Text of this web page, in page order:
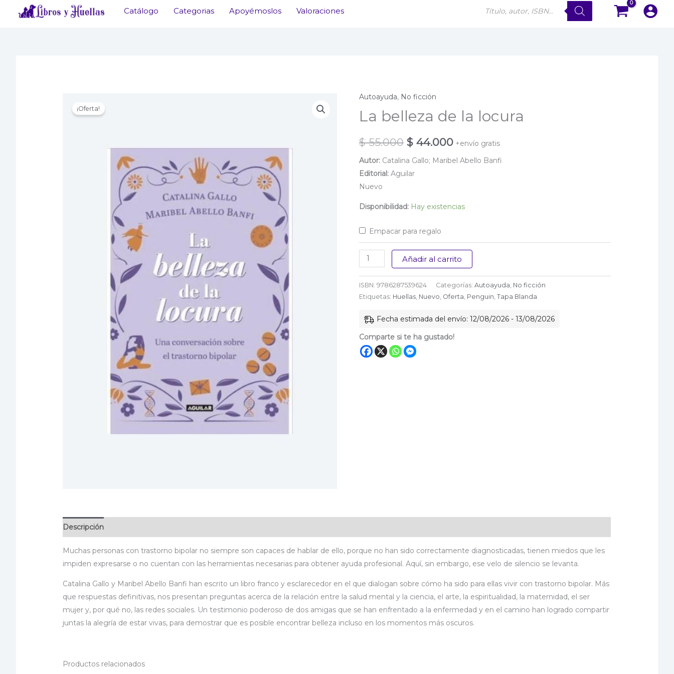
Catálogo Categorias Apoyémoslos Valoraciones
¡Oferta!
Autoayuda, No ficción
La belleza de la locura
$55.000 El
precio
original
$44.000El
precio
+envío gratis
Autor:Catalina Gallo; Maribel Abello Banfi
Editorial:Aguilar
Nuevo
Disponibilidad: Hay existencias
Empacar para regalo
La
belleza
de
la
cantidad
Añadir al carrito
ISBN: 9786287539624 Categorías: Autoayuda, No ficción
Etiquetas: Huellas, Nuevo, Oferta, Penguin, Tapa Blanda
Fecha estimada del envío: 12/08/2026 - 13/08/2026
Comparte si te ha gustado!
Descripción
Muchas personas con trastorno bipolar no siempre son capaces de hablar de ello, porque no han sido correctamente diagnosticadas, tienen miedos que les
impiden expresarse o no cuentan con las herramientas necesarias para obtener ayuda profesional. Aquí, sin embargo, ese velo de silencio se levanta.
Catalina Gallo y Maribel Abello Banfi han escrito un libro franco y esclarecedor en el que dialogan sobre cómo ha sido para ellas vivir con trastorno bipolar. Más
que respuestas definitivas, nos presentan preguntas acerca de la relación entre la salud mental y la ciencia, el arte, la espiritualidad, la maternidad, el ser
mujer y, por qué no, las redes sociales. Un testimonio poderoso de dos amigas que se han enfrentado a la enfermedad y en el camino han logrado compartir
juntas la alegría de estar vivas, para demostrar que es posible encontrar belleza incluso en los momentos más oscuros.
Productos relacionados